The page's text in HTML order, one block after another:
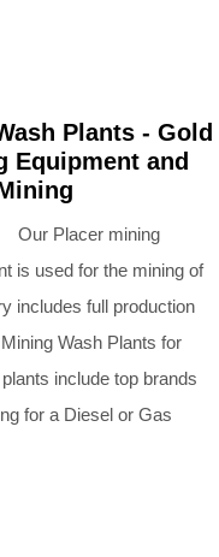
Plants - Gold
Equipment and
Our Placer mining
is used for the mining of
includes full production
Wash Plants for
include top brands
for a Diesel or Gas